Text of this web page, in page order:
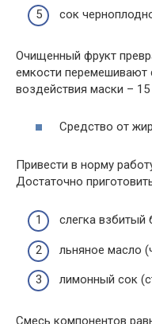
сок
Очищенный фрукт
емкости перемешивают
воздействия маски – 15
Средство от
Привести в норму
Достаточно
слегка взбитый
льняное масло
лимонный сок
Смесь компонентов